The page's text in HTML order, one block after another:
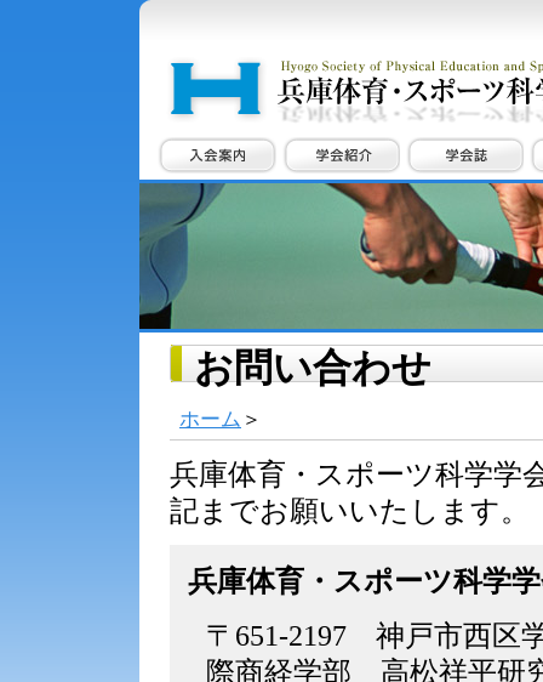
お問い合わせ
ホーム ＞
兵庫体育・スポーツ科学学
記までお願いいたします。
兵庫体育・スポーツ科学
〒651-2197 神戸市西区
際商経学部 高松祥平研